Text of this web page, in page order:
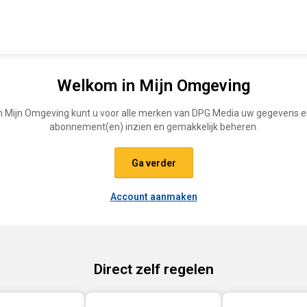
Welkom in Mijn Omgeving
Mijn Omgeving kunt u voor alle merken van DPG Media uw gegevens
abonnement(en) inzien en gemakkelijk beheren.
Ga verder
Account aanmaken
Direct zelf regelen